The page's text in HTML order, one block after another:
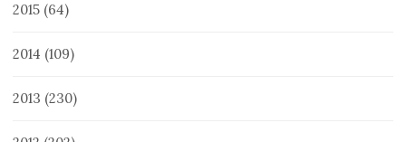
2015 (64)
2014 (109)
2013 (230)